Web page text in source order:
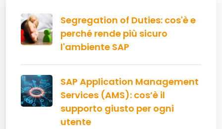
Segregation of Duties: cos'è e
perché rende più sicuro
l'ambiente SAP
SAP Application Management
Services (AMS): cos’è il
supporto giusto per ogni
utente